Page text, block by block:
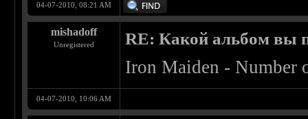
04-07-2010, 08:21 AM
mishadoff
Unregistered RE: Какой альбом вы
Iron Maiden - Number
04-07-2010, 10:06 AM